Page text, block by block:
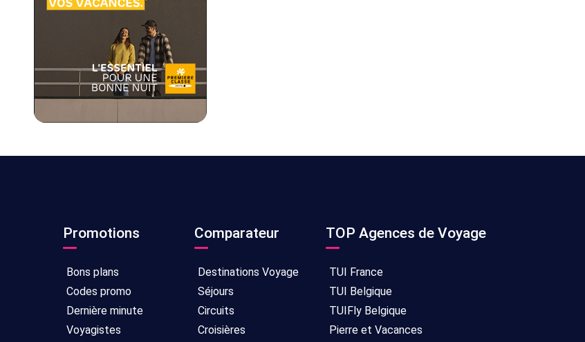
Promotions
Bons plans
Codes promo
Dernière minute
Voyagistes
Comparateur
Destinations Voyage
Séjours
Circuits
Croisières
TOP Agences de Voyage
TUI France
TUI Belgique
TUIFly Belgique
Pierre et Vacances